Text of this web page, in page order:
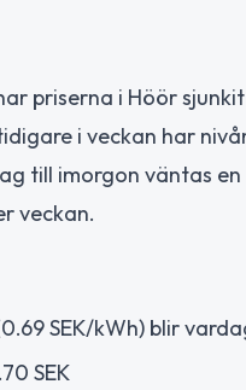
priserna i Höör
tidigare i veckan har
till imorgon väntas
veckan.
SEK/kWh) blir
SEK